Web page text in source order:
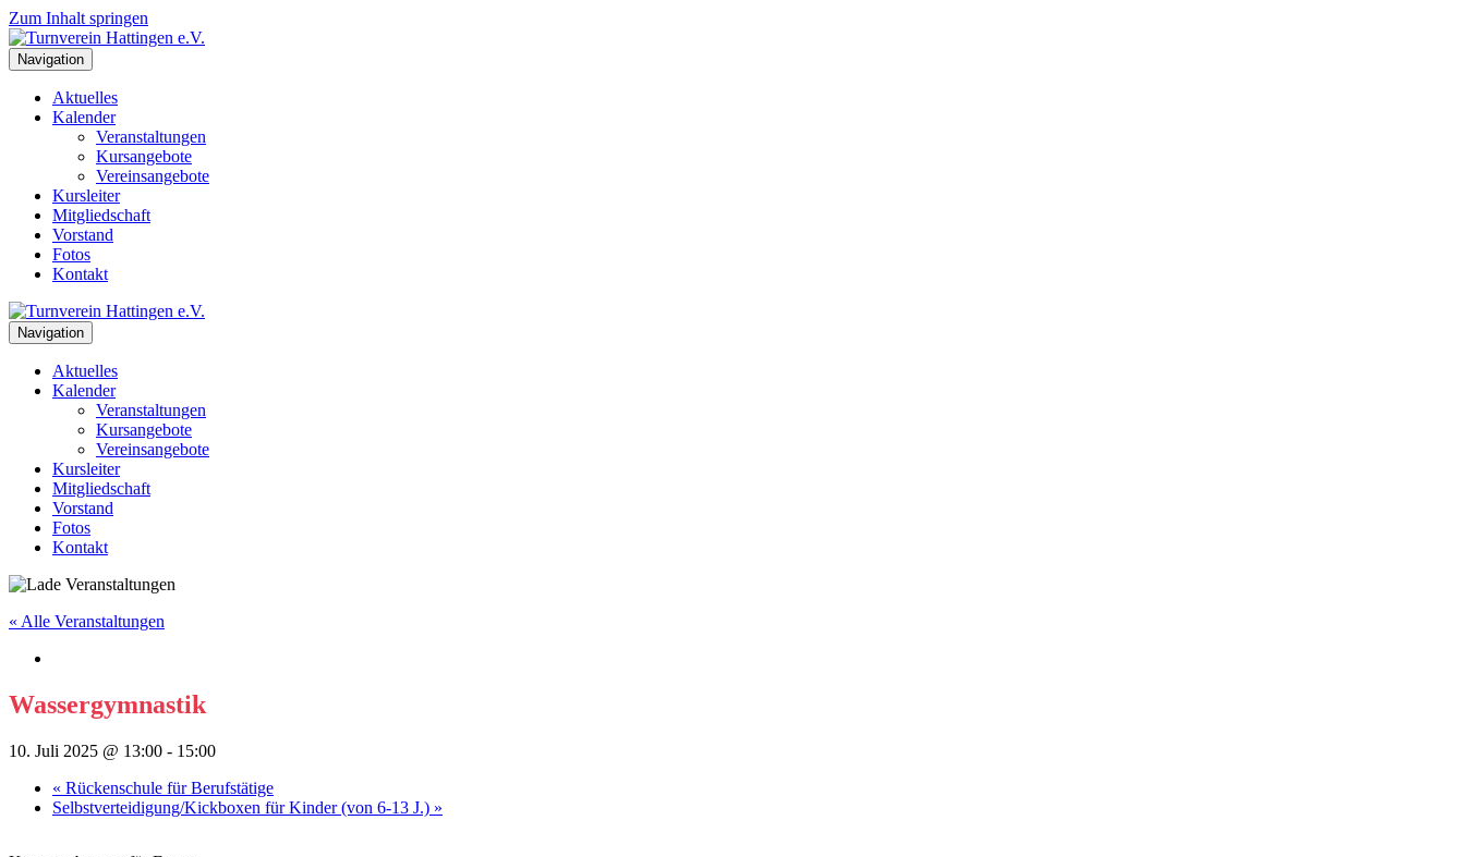
Zum Inhalt springen
Navigation
Aktuelles
Kalender
Veranstaltungen
Kursangebote
Vereinsangebote
Kursleiter
Mitgliedschaft
Vorstand
Fotos
Kontakt
Navigation
Aktuelles
Kalender
Veranstaltungen
Kursangebote
Vereinsangebote
Kursleiter
Mitgliedschaft
Vorstand
Fotos
Kontakt
« Alle Veranstaltungen
Wassergymnastik
10. Juli 2025 @ 13:00 - 15:00
« Rückenschule für Berufstätige
Selbstverteidigung/Kickboxen für Kinder (von 6-13 J.) »